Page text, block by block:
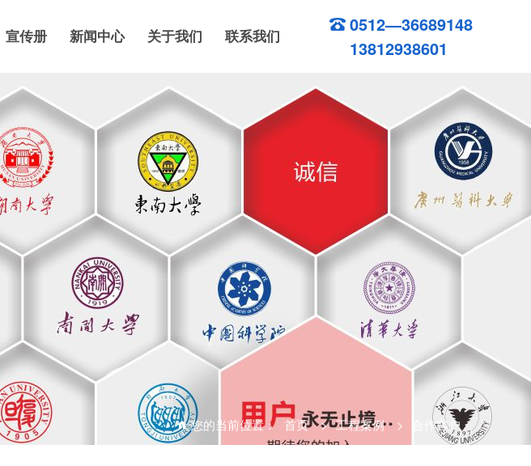
宣传册 新闻中心 关于我们 联系我们
0512—36689148
13812938601
您的当前位置： 首页 > 工程案例 > 合作客户